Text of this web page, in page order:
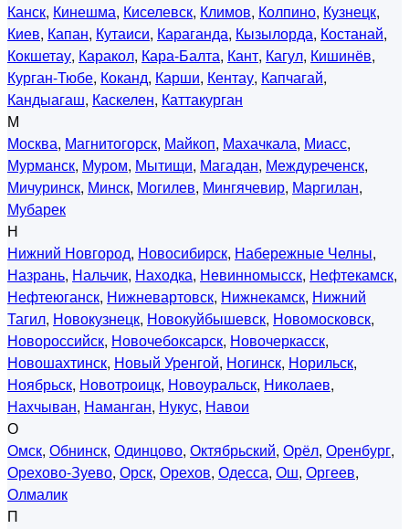
Канск, Кинешма, Киселевск, Климов, Колпино, Кузнецк,
Киев, Капан, Кутаиси, Караганда, Кызылорда, Костанай,
Кокшетау, Каракол, Кара-Балта, Кант, Кагул, Кишинёв,
Курган-Тюбе, Коканд, Карши, Кентау, Капчагай,
Кандыагаш, Каскелен, Каттакурган
М
Москва, Магнитогорск, Майкоп, Махачкала, Миасс,
Мурманск, Муром, Мытищи, Магадан, Междуреченск,
Мичуринск, Минск, Могилев, Мингячевир, Маргилан,
Мубарек
Н
Нижний Новгород, Новосибирск, Набережные Челны,
Назрань, Нальчик, Находка, Невинномысск, Нефтекамск,
Нефтеюганск, Нижневартовск, Нижнекамск, Нижний
Тагил, Новокузнецк, Новокуйбышевск, Новомосковск,
Новороссийск, Новочебоксарск, Новочеркасск,
Новошахтинск, Новый Уренгой, Ногинск, Норильск,
Ноябрьск, Новотроицк, Новоуральск, Николаев,
Нахчыван, Наманган, Нукус, Навои
О
Омск, Обнинск, Одинцово, Октябрьский, Орёл, Оренбург,
Орехово-Зуево, Орск, Орехов, Одесса, Ош, Оргеев,
Олмалик
П